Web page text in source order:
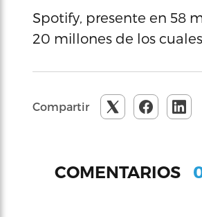
Spotify, presente en 58
20 millones de los
Compartir
COMENTARIOS